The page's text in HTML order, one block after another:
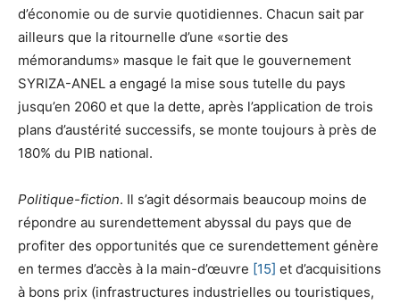
d’économie ou de survie quotidiennes. Chacun sait par
ailleurs que la ritournelle d’une «sortie des
mémorandums» masque le fait que le gouvernement
SYRIZA-ANEL a engagé la mise sous tutelle du pays
jusqu’en 2060 et que la dette, après l’application de trois
plans d’austérité successifs, se monte toujours à près de
180% du PIB national.
Politique-fiction. Il s’agit désormais beaucoup moins de
répondre au surendettement abyssal du pays que de
profiter des opportunités que ce surendettement génère
en termes d’accès à la main-d’œuvre [15] et d’acquisitions
à bons prix (infrastructures industrielles ou touristiques,